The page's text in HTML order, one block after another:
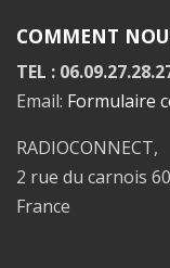
COMMENT
TEL :
Email: Formulaire
RADIOCONNECT,
2 rue du carnois
France